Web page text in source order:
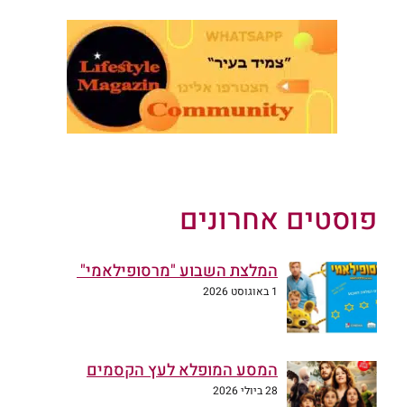
פוסטים אחרונים
המלצת השבוע "מרסופילאמי"
1 באוגוסט 2026
המסע המופלא לעץ הקסמים
28 ביולי 2026